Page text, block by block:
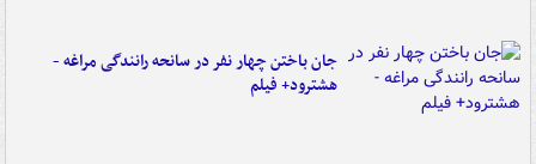
جان باختن چهار نفر در سانحه رانندگی مراغه -
هشترود+ فیلم